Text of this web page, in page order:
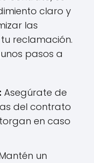
claro y
las
reclamación.
pasos a
Asegúrate de
del contrato
en caso
un